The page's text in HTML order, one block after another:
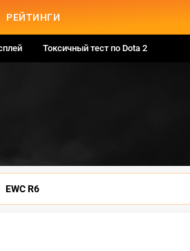
РЕЙТИНГИ
Токсичный тест по Dota 2
EWC R6